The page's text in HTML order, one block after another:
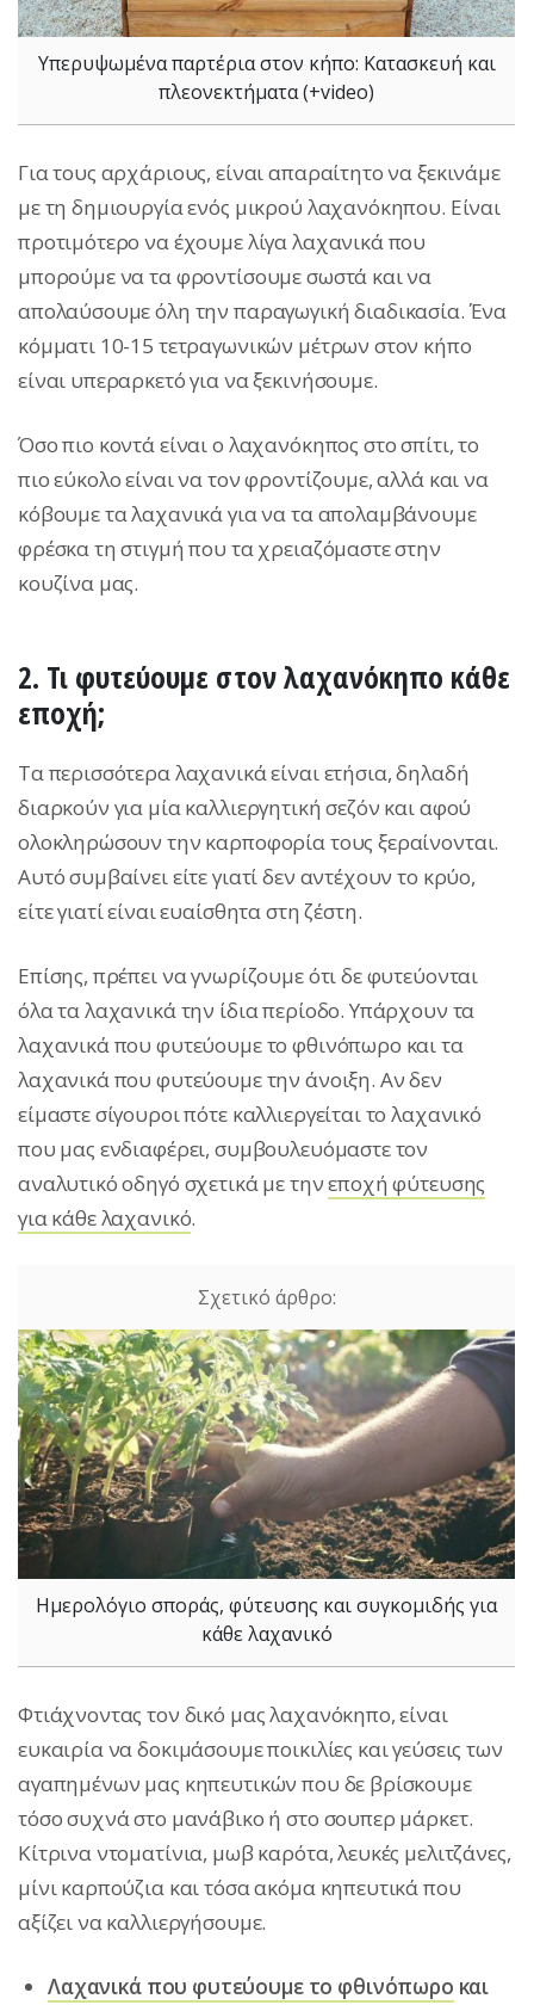
Υπερυψωμένα παρτέρια στον κήπο: Κατασκευή και
πλεονεκτήματα (+video)
Για τους αρχάριους, είναι απαραίτητο να ξεκινάμε
με τη δημιουργία ενός μικρού λαχανόκηπου. Είναι
προτιμότερο να έχουμε λίγα λαχανικά που
μπορούμε να τα φροντίσουμε σωστά και να
απολαύσουμε όλη την παραγωγική διαδικασία. Ένα
κόμματι 10-15 τετραγωνικών μέτρων στον κήπο
είναι υπεραρκετό για να ξεκινήσουμε.
Όσο πιο κοντά είναι ο λαχανόκηπος στο σπίτι, το
πιο εύκολο είναι να τον φροντίζουμε, αλλά και να
κόβουμε τα λαχανικά για να τα απολαμβάνουμε
φρέσκα τη στιγμή που τα χρειαζόμαστε στην
κουζίνα μας.
2. Τι φυτεύουμε στον λαχανόκηπο κάθε
εποχή;
Τα περισσότερα λαχανικά είναι ετήσια, δηλαδή
διαρκούν για μία καλλιεργητική σεζόν και αφού
ολοκληρώσουν την καρποφορία τους ξεραίνονται.
Αυτό συμβαίνει είτε γιατί δεν αντέχουν το κρύο,
είτε γιατί είναι ευαίσθητα στη ζέστη.
Επίσης, πρέπει να γνωρίζουμε ότι δε φυτεύονται
όλα τα λαχανικά την ίδια περίοδο. Υπάρχουν τα
λαχανικά που φυτεύουμε το φθινόπωρο και τα
λαχανικά που φυτεύουμε την άνοιξη. Αν δεν
είμαστε σίγουροι πότε καλλιεργείται το λαχανικό
που μας ενδιαφέρει, συμβουλευόμαστε τον
αναλυτικό οδηγό σχετικά με τηνεποχή φύτευσης
για κάθε λαχανικό.
Ημερολόγιο σποράς, φύτευσης και συγκομιδής για
κάθε λαχανικό
Φτιάχνοντας τον δικό μας λαχανόκηπο, είναι
ευκαιρία να δοκιμάσουμε ποικιλίες και γεύσεις των
αγαπημένων μας κηπευτικών που δε βρίσκουμε
τόσο συχνά στο μανάβικο ή στο σουπερ μάρκετ.
Κίτρινα ντοματίνια, μωβ καρότα, λευκές μελιτζάνες,
μίνι καρπούζια και τόσα ακόμα κηπευτικά που
αξίζει να καλλιεργήσουμε.
Λαχανικά που φυτεύουμε το φθινόπωρο και